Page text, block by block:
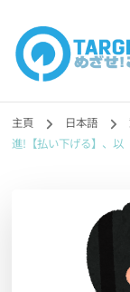
目標
N1合
勉強コンテンツも
主頁 日本語
進!【払い下げる】、以